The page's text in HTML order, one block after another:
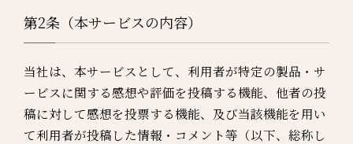
第2条（本サービスの内容）
当社は、本サービスとして、利用者が特定の製品・サ
ービスに関する感想や評価を投稿する機能、他者の投
稿に対して感想を投票する機能、及び当該機能を用い
て利用者が投稿した情報・コメント等（以下、総称し